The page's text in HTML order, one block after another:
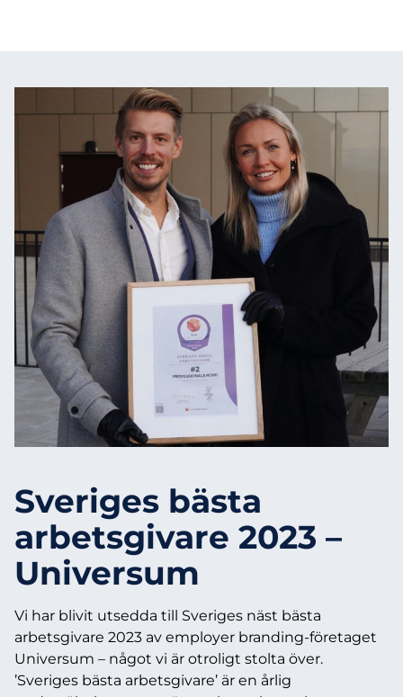
Sveriges bästa
arbetsgivare 2023 –
Universum
Vi har blivit utsedda till Sveriges näst bästa
arbetsgivare 2023 av employer branding-företaget
Universum – något vi är otroligt stolta över.
’Sveriges bästa arbetsgivare’ är en årlig